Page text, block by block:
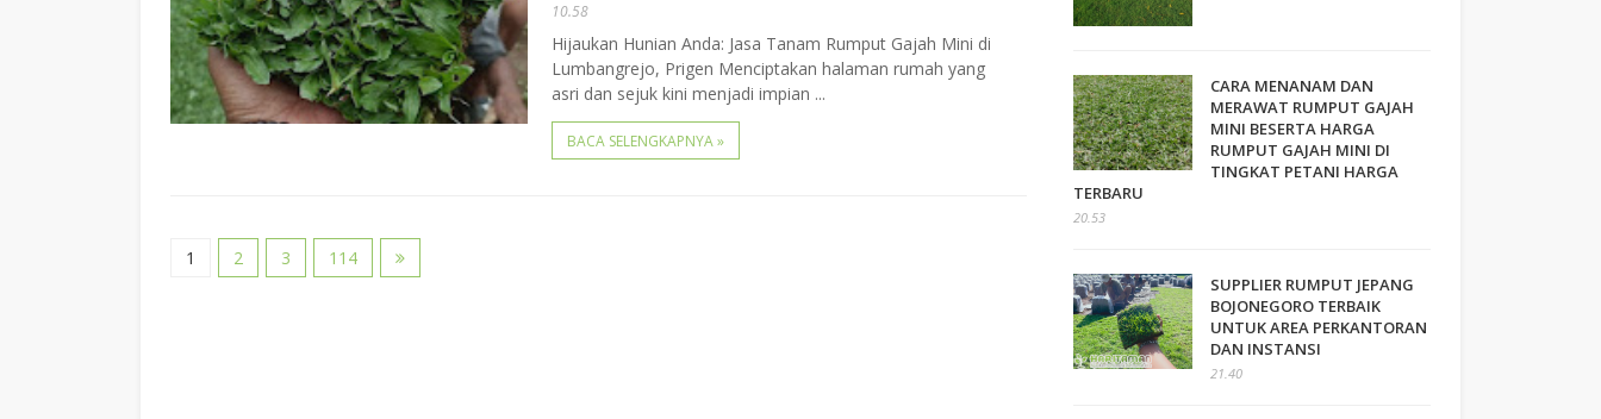
10.58
Hijaukan Hunian Anda: Jasa Tanam Rumput Gajah Mini di
Lumbangrejo, Prigen Menciptakan halaman rumah yang
asri dan sejuk kini menjadi impian ...
BACA SELENGKAPNYA »
1 2 3 114
CARA MENANAM DAN
MERAWAT RUMPUT GAJAH
MINI BESERTA HARGA
RUMPUT GAJAH MINI DI
TINGKAT PETANI HARGA
TERBARU
20.53
SUPPLIER RUMPUT JEPANG
BOJONEGORO TERBAIK
UNTUK AREA PERKANTORAN
DAN INSTANSI
21.40